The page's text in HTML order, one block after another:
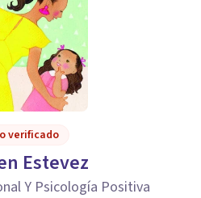
verificado
Estevez
Y Psicología Positiva